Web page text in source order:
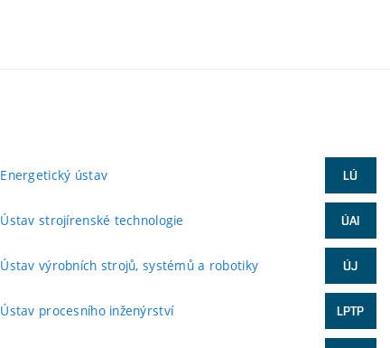
Energetický ústav
Ústav strojírenské technologie
Ústav výrobních strojů, systémů a robotiky
Ústav procesního inženýrství
LÚ
ÚAI
ÚJ
LPTP